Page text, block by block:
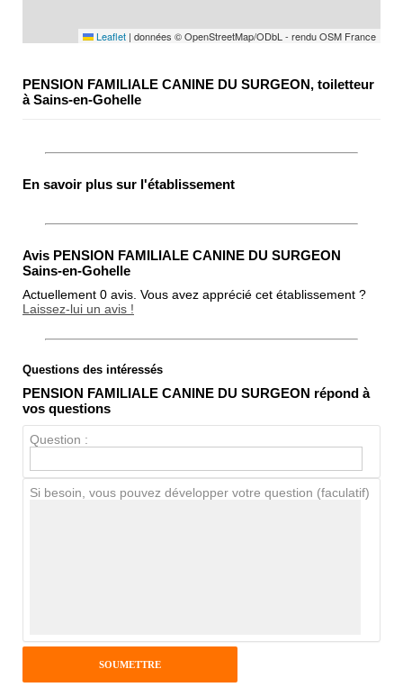
Leaflet | données © OpenStreetMap/ODbL - rendu OSM France
PENSION FAMILIALE CANINE DU SURGEON, toiletteur
à Sains-en-Gohelle
En savoir plus sur l'établissement
Avis PENSION FAMILIALE CANINE DU SURGEON
Sains-en-Gohelle
Actuellement 0 avis. Vous avez apprécié cet établissement ?
Laissez-lui un avis !
Note globale
Propreté
Chien / chat
Pseudo :
Questions des intéressés
PENSION FAMILIALE CANINE DU SURGEON répond à
vos questions
Question :
Si besoin, vous pouvez développer votre question (faculatif)